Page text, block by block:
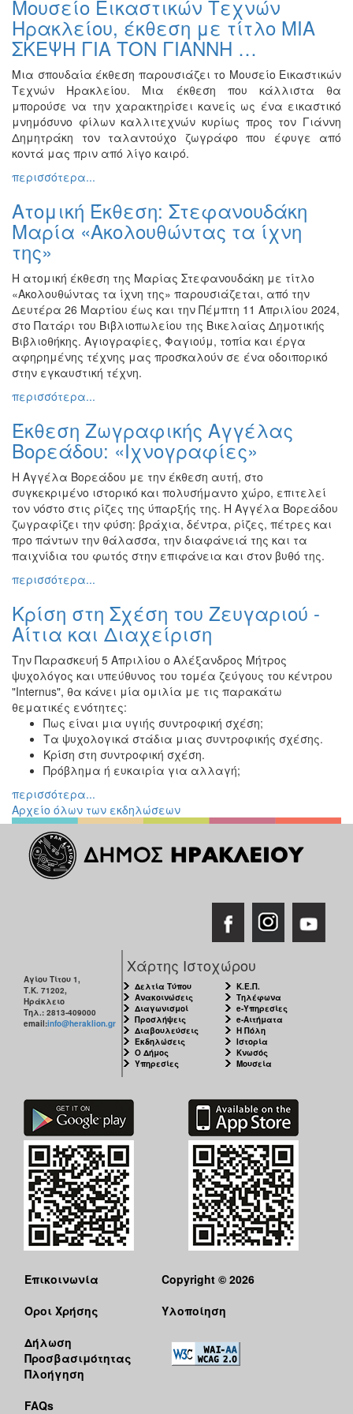
Ζωγραφική
Φωτογραφία
Τραγούδι
Μουσική
Κινηματογράφος
Χορός
Θέατρο
Παζάρι
Συνέδρια
Ημερίδες
Διημερίδες
Σεμινάρια-
Διαλέξεις-
Ομιλίες
Διάφορες
Εκθέσεις
Εκδηλώσεις
Παιδιά
Άλλες
Εκδηλώσεις
ΤΟΠΟΣ
ΜΑΣ
ΔΗΜΟΣ
ΠΟΛΙΤΙΣΜΟΣ
ΑΝΘΕΚΤΙΚΗ
ΠΟΛΗ
Μουσείο Εικαστικών Τεχνών
Ηρακλείου, έκθεση με τίτλο ΜΙΑ
ΣΚΕΨΗ ΓΙΑ ΤΟΝ ΓΙΑΝΝΗ …
Μια σπουδαία έκθεση παρουσιάζει το Μουσείο Εικαστικών
Τεχνών Ηρακλείου. Μια έκθεση που κάλλιστα θα
μπορούσε να την χαρακτηρίσει κανείς ως ένα εικαστικό
μνημόσυνο φίλων καλλιτεχνών κυρίως προς τον Γιάννη
Δημητράκη τον ταλαντούχο ζωγράφο που έφυγε από
κοντά μας πριν από λίγο καιρό.
περισσότερα...
Ατομική Έκθεση: Στεφανουδάκη
Μαρία «Ακολουθώντας τα ίχνη
της»
Η ατομική έκθεση της Μαρίας Στεφανουδάκη με τίτλο
«Ακολουθώντας τα ίχνη της» παρουσιάζεται, από την
Δευτέρα 26 Μαρτίου έως και την Πέμπτη 11 Απριλίου 2024,
στο Πατάρι του Βιβλιοπωλείου της Βικελαίας Δημοτικής
Βιβλιοθήκης. Αγιογραφίες, Φαγιούμ, τοπία και έργα
αφηρημένης τέχνης μας προσκαλούν σε ένα οδοιπορικό
στην εγκαυστική τέχνη.
περισσότερα...
Έκθεση Ζωγραφικής Αγγέλας
Βορεάδου: «Ιχνογραφίες»
Η Αγγέλα Βορεάδου με την έκθεση αυτή, στο
συγκεκριμένο ιστορικό και πολυσήμαντο χώρο, επιτελεί
τον νόστο στις ρίζες της ύπαρξής της. Η Αγγέλα Βορεάδου
ζωγραφίζει την φύση: βράχια, δέντρα, ρίζες, πέτρες και
προ πάντων την θάλασσα, την διαφάνειά της και τα
παιχνίδια του φωτός στην επιφάνεια και στον βυθό της.
περισσότερα...
Κρίση στη Σχέση του Ζευγαριού -
Αίτια και Διαχείριση
Την Παρασκευή 5 Απριλίου ο Αλέξανδρος Μήτρος
ψυχολόγος και υπεύθυνος του τομέα ζεύγους του κέντρου
"Internus", θα κάνει μία ομιλία με τις παρακάτω
θεματικές ενότητες:
Πως είναι μια υγιής συντροφική σχέση;
Τα ψυχολογικά στάδια μιας συντροφικής σχέσης.
Κρίση στη συντροφική σχέση.
Πρόβλημα ή ευκαιρία για αλλαγή;
περισσότερα...
Αρχείο όλων των εκδηλώσεων
Αγίου Τίτου 1,
Τ.Κ. 71202,
Ηράκλειο
Τηλ.: 2813-409000
email:info@heraklion.gr
Χάρτης Ιστοχώρου
Δελτία Τύπου
Ανακοινώσεις
Διαγωνισμοί
Προσλήψεις
Διαβουλεύσεις
Εκδηλώσεις
Ο Δήμος
Υπηρεσίες
Κ.Ε.Π.
Τηλέφωνα
e-Υπηρεσίες
e-Αιτήματα
Η Πόλη
Ιστορία
Κνωσός
Μουσεία
Επικοινωνία
Όροι Χρήσης
Δήλωση
Προσβασιμότητας
Πλοήγηση
FAQs
Copyright © 2026
Υλοποίηση